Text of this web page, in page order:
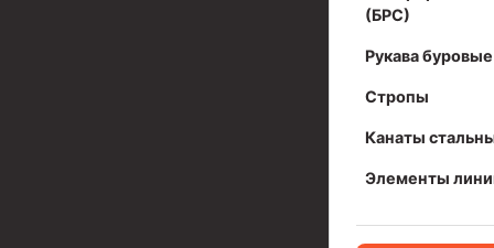
(БРС)
Рукава буровые
Стропы
Канаты
Элементы